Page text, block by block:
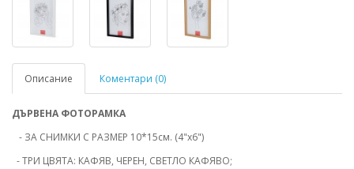
Описание Коментари (0)
ДЪРВЕНА ФОТОРАМКА
- ЗА СНИМКИ С РАЗМЕР 10*15см. (4"х6")
- ТРИ ЦВЯТА: КАФЯВ, ЧЕРЕН, СВЕТЛО КАФЯВО;